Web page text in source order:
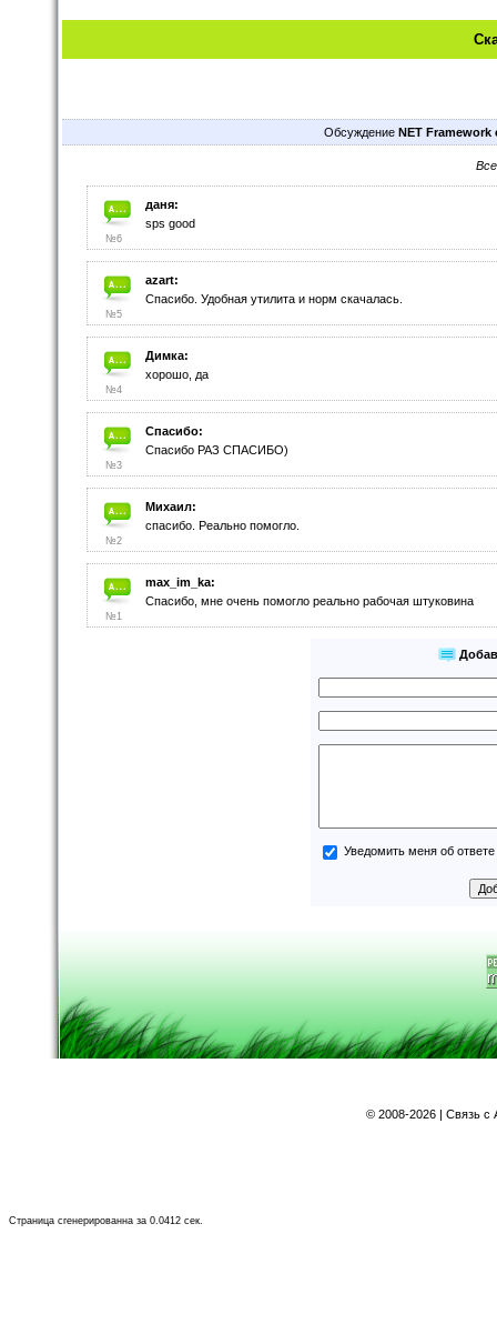
Обсуждение NET
даня:
sps good
№6
azart:
Спасибо. Удобная утилита и норм скачалась.
№5
Димка:
хорошо, да
№4
Спасибо:
Спасибо РАЗ СПАСИБО)
№3
Михаил:
спасибо. Реально помогло.
№2
max_im_ka:
Спасибо, мне очень помогло реально рабочая штуковина
№1
Уведомить меня об ответе
© 2008-2026 | Связь с
Страница сгенерированна за 0.0412 сек.